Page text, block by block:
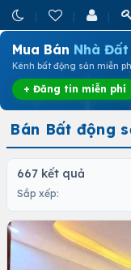
Mua Bán Nhà Đất
Kênh bất động sản miễn
+ Đăng tin miễn phí
Bán Bất động
667 kết quả
Sắp xếp: